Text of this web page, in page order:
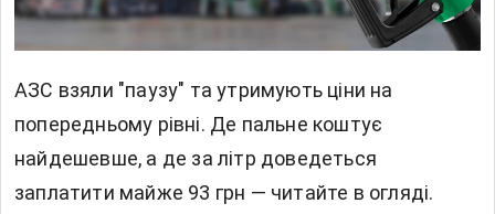
АЗС взяли "паузу" та утримують ціни на
попередньому рівні. Де пальне коштує
найдешевше, а де за літр доведеться
заплатити майже 93 грн — читайте в огляді.